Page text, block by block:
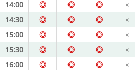
14:00
◎ ◎ ◎ ×
14:30
◎ ◎ ◎ ×
15:00
◎ ◎ ◎ ×
15:30
◎ ◎ ◎ ×
16:00
◎ ◎ ◎ ×